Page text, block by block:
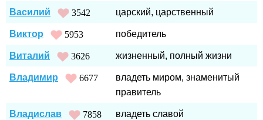
Василий
3542 царский, царственный
Виктор 5953 победитель
Виталий 3626 жизненный, полный жизни
Владимир 6677
владеть миром, знаменитый
правитель
Владислав 7858 владеть славой